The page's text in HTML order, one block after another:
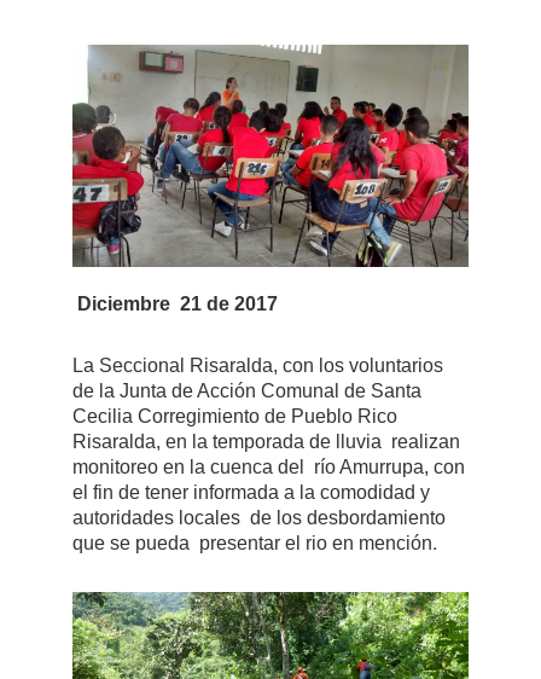
Diciembre 21 de 2017
La Seccional Risaralda, con los voluntarios
de la Junta de Acción Comunal de Santa
Cecilia Corregimiento de Pueblo Rico
Risaralda, en la temporada de lluvia realizan
monitoreo en la cuenca del río Amurrupa, con
el fin de tener informada a la comodidad y
autoridades locales de los desbordamiento
que se pueda presentar el rio en mención.